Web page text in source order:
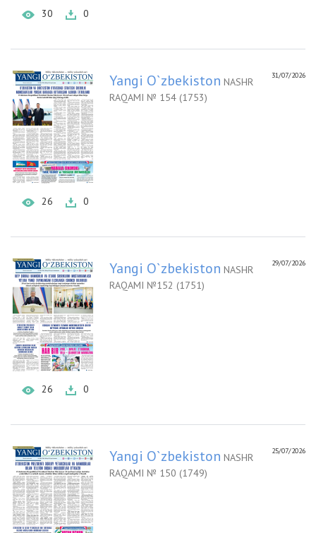
30 0
26 0
31/07/2026
Yangi O`zbekiston NASHR
RAQAMI № 154 (1753)
26 0
29/07/2026
Yangi O`zbekiston NASHR
RAQAMI №152 (1751)
25/07/2026
Yangi O`zbekiston NASHR
RAQAMI № 150 (1749)